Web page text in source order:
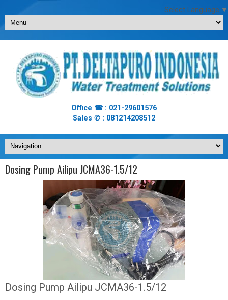
Select Language ▼
Office ☎ : 021-29601576
Sales ✆ : 081214208512
Dosing Pump Ailipu JCMA36-1.5/12
Dosing Pump Ailipu JCMA36-1.5/12